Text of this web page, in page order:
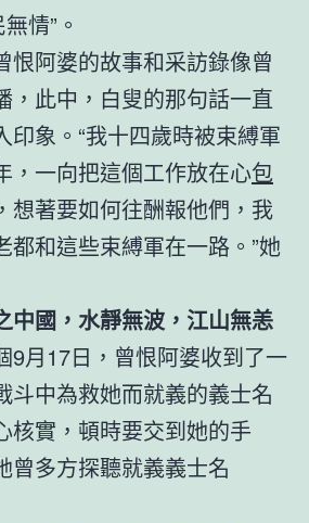
情”。
恨阿婆的故事和采訪錄像曾
，此中，白叟的那句話一直
印象。“我十四歲時被束縛軍
，一向把這個工作放在心包
想著要如何往酬報他們，我
都和這些束縛軍在一路。”她
中國，水靜無波，江山無恙
9月17日，曾恨阿婆收到了一
斗中為救她而就義的義士名
核實，頓時要交到她的手
曾多方探聽就義義士名